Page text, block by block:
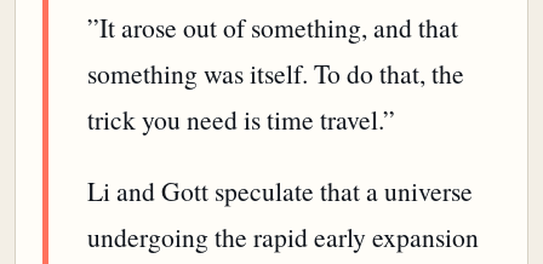
”It arose out of something, and that
something was itself. To do that, the
trick you need is time travel.”
Li and Gott speculate that a universe
undergoing the rapid early expansion